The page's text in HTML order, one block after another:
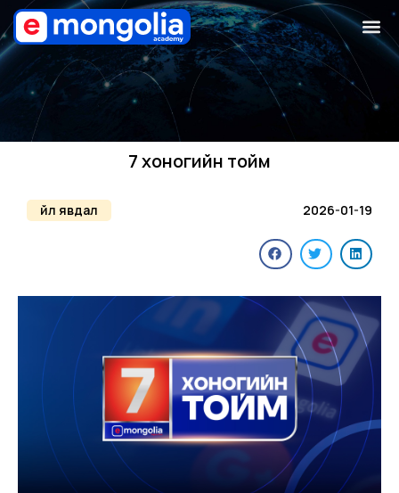
7 хоногийн тойм
Үйл явдал 2026-01-19